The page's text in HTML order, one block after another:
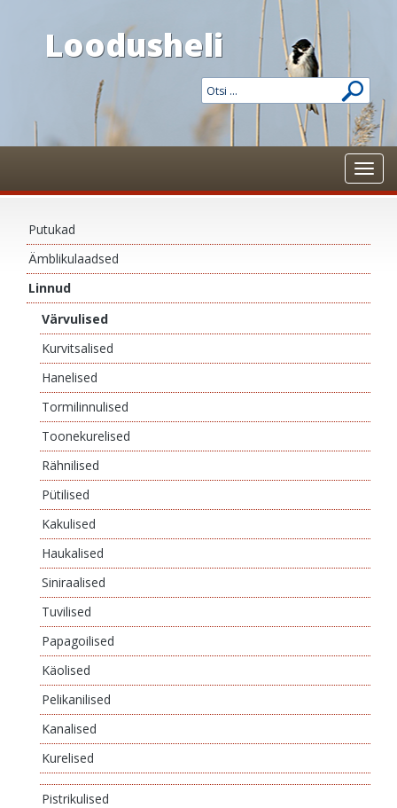
Loodusheli
Putukad
Ämblikulaadsed
Linnud
Värvulised
Kurvitsalised
Hanelised
Tormilinnulised
Toonekurelised
Rähnilised
Pütilised
Kakulised
Haukalised
Siniraalised
Tuvilised
Papagoilised
Käolised
Pelikanilised
Kanalised
Kurelised
Pistrikulised